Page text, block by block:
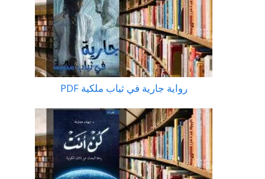
رواية جارية في ثياب ملكية PDF